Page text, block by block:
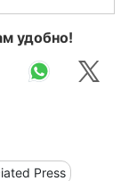
удобно!
Press